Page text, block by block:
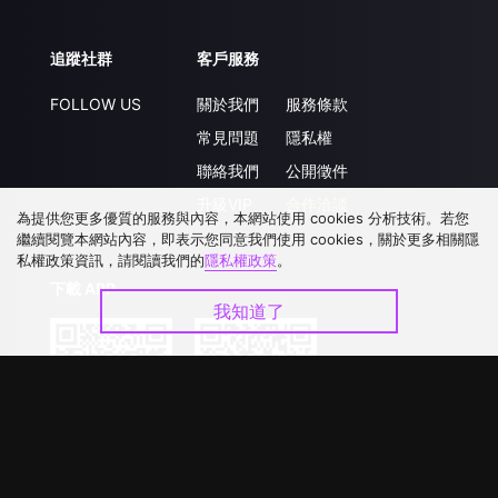
追蹤社群
FOLLOW US
客戶服務
關於我們
常見問題
聯絡我們
服務條款
隱私權
公開徵件
下載 APP
為提供您更多優質的服務與內容，本網站使用 cookies 分析技術。若您
繼續閱覽本網站內容，即表示您同意我們使用 cookies，關於更多相關隱
私權政策資訊，請閱讀我們的隱私權政策。
我知道了